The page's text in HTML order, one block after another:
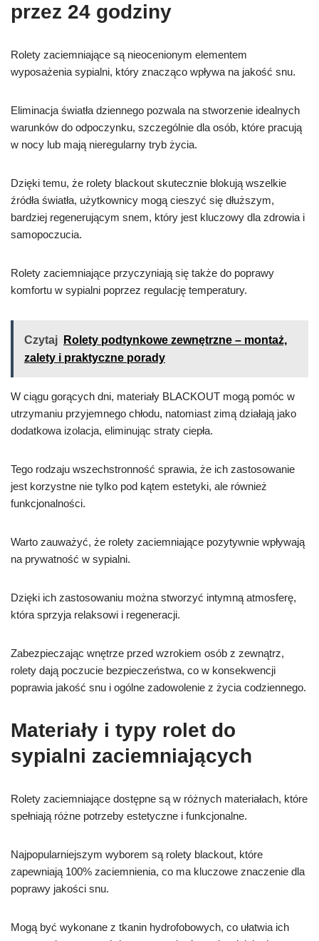
przez 24 godziny
Rolety zaciemniające są nieocenionym elementem
wyposażenia sypialni, który znacząco wpływa na jakość snu.
Eliminacja światła dziennego pozwala na stworzenie idealnych
warunków do odpoczynku, szczególnie dla osób, które pracują
w nocy lub mają nieregularny tryb życia.
Dzięki temu, że rolety blackout skutecznie blokują wszelkie
źródła światła, użytkownicy mogą cieszyć się dłuższym,
bardziej regenerującym snem, który jest kluczowy dla zdrowia i
samopoczucia.
Rolety zaciemniające przyczyniają się także do poprawy
komfortu w sypialni poprzez regulację temperatury.
Czytaj
Rolety podtynkowe zewnętrzne – montaż,
zalety i praktyczne porady
W ciągu gorących dni, materiały BLACKOUT mogą pomóc w
utrzymaniu przyjemnego chłodu, natomiast zimą działają jako
dodatkowa izolacja, eliminując straty ciepła.
Tego rodzaju wszechstronność sprawia, że ich zastosowanie
jest korzystne nie tylko pod kątem estetyki, ale również
funkcjonalności.
Warto zauważyć, że rolety zaciemniające pozytywnie wpływają
na prywatność w sypialni.
Dzięki ich zastosowaniu można stworzyć intymną atmosferę,
która sprzyja relaksowi i regeneracji.
Zabezpieczając wnętrze przed wzrokiem osób z zewnątrz,
rolety dają poczucie bezpieczeństwa, co w konsekwencji
poprawia jakość snu i ogólne zadowolenie z życia codziennego.
Materiały i typy rolet do
sypialni zaciemniających
Rolety zaciemniające dostępne są w różnych materiałach, które
spełniają różne potrzeby estetyczne i funkcjonalne.
Najpopularniejszym wyborem są rolety blackout, które
zapewniają 100% zaciemnienia, co ma kluczowe znaczenie dla
poprawy jakości snu.
Mogą być wykonane z tkanin hydrofobowych, co ułatwia ich